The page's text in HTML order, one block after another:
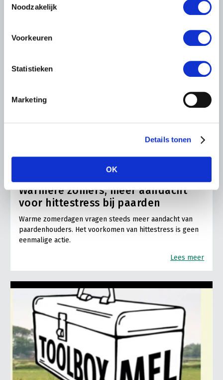
Noodzakelijk
Voorkeuren
Statistieken
Marketing
Details tonen
OK
ALGEMENE INFORMATIE
Warmere zomers, meer aandacht
voor hittestress bij paarden
Warme zomerdagen vragen steeds meer aandacht van
paardenhouders. Het voorkomen van hittestress is geen
eenmalige actie.
Lees meer